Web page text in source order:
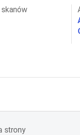
strony